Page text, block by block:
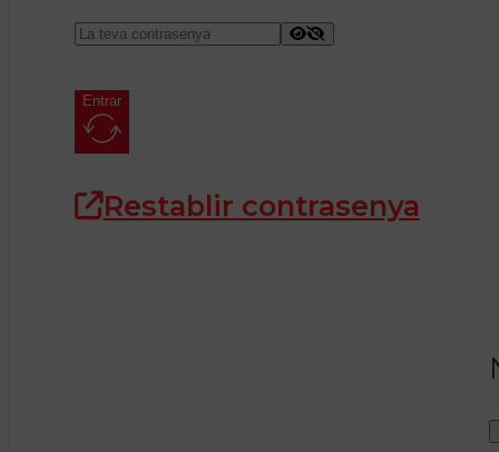
Entrar
Restablir contrasenya